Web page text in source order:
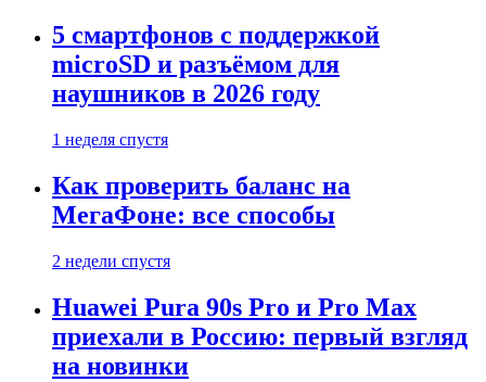
5 смартфонов с поддержкой
microSD и разъёмом для
наушников в 2026 году
1 неделя спустя
Как проверить баланс на
МегаФоне: все способы
2 недели спустя
Huawei Pura 90s Pro и Pro Max
приехали в Россию: первый взгляд
на новинки